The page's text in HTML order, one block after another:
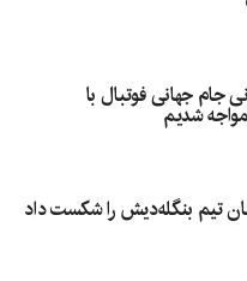
جام جهانی فوتبال با
شدیم
تیم بنگله‌دیش را شکست داد